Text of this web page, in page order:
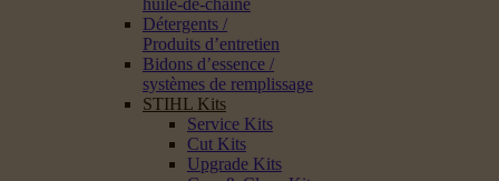
huile-de-chaîne
Détergents /
Produits d’entretien
Bidons d’essence /
systèmes de remplissage
STIHL Kits
Service Kits
Cut Kits
Upgrade Kits